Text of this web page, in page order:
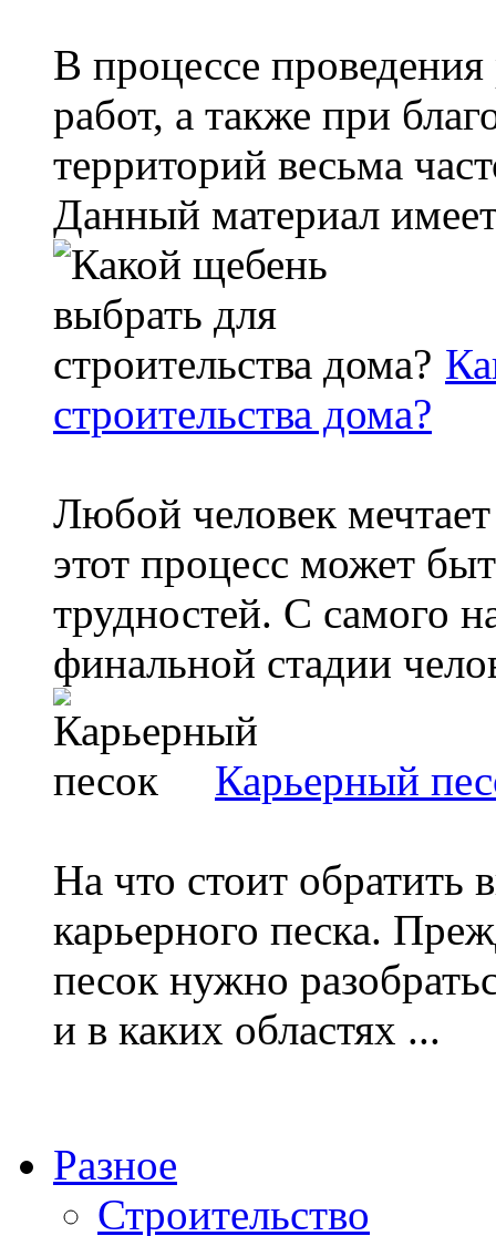
В процессе
работ, а также при
территорий весьма
Данный материал
строительства дома?
Любой человек
этот процесс может
трудностей. С самого
финальной стадии
Карьерный
На что стоит обратить
карьерного песка.
песок нужно
и в каких областях ...
Разное
Строительство